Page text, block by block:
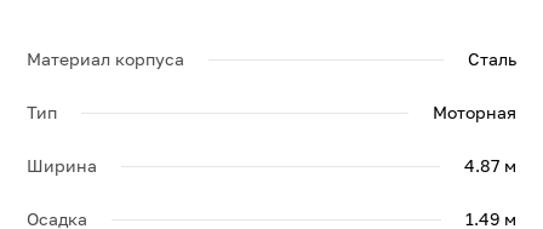
Материал корпуса Сталь
Тип Моторная
Ширина 4.87 м
Осадка 1.49 м